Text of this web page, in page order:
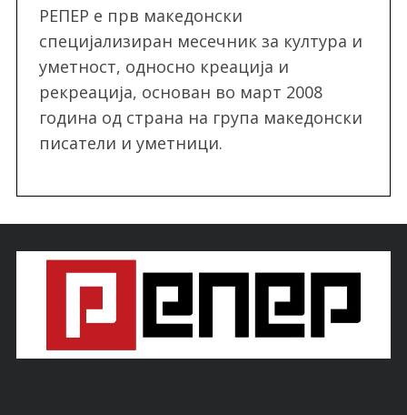
РЕПЕР e прв македонски
специјализиран месечник за култура и
уметност, односно креација и
рекреација, oснован во март 2008
година од страна на група македонски
писатели и уметници.